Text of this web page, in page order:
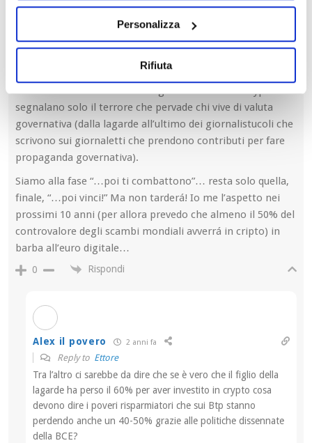
Personalizza
Rifiuta
dichiarazione della lagarde che il figlio avrebbe perso tutti
i soldi investendoli in crypto (ma non non si dá la colpa al
figlio, che non sa amministrare: la colpa é ovviamente
busiarda governativa. Anche huffingtonpost fa eco.
Insomma un bellissimo florilegio di cazzate anticrypto che
segnalano solo il terrore che pervade chi vive di valuta
governativa (dalla lagarde all’ultimo dei giornalistucoli che
scrivono sui giornaletti che prendono contributi per fare
propaganda governativa).
Siamo alla fase “…poi ti combattono”… resta solo quella,
finale, “…poi vinci!” Ma non tarderá! Io me l’aspetto nei
prossimi 10 anni (per allora prevedo che almeno il 50% del
controvalore degli scambi mondiali avverrá in cripto) in
barba all’euro digitale…
0 Rispondi
Alex il povero 2 anni fa
Reply to Ettore
Tra l’altro ci sarebbe da dire che se è vero che il figlio della
lagarde ha perso il 60% per aver investito in crypto cosa
devono dire i poveri risparmiatori che sui Btp stanno
perdendo anche un 40-50% grazie alle politiche dissennate
della BCE?